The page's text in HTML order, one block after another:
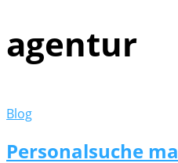
agentur
Blog
Personalsuche